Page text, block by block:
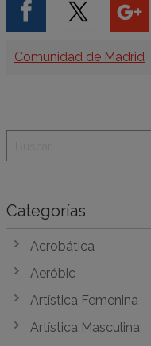
Categorías
Comunidad de Madrid
Categorías
Acrobática
Aeróbic
Artística Femenina
Artística Masculina